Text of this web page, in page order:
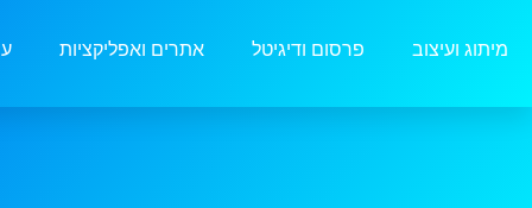
מיתוג ועיצוב פרסום ודיגיטל אתרים ואפליקציות